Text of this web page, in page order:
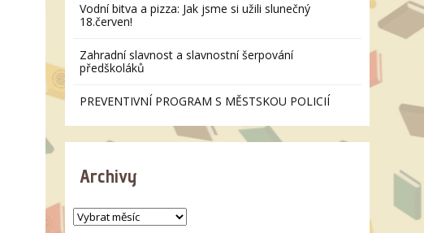
Vodní bitva a pizza: Jak jsme si užili slunečný
18.červen!
Zahradní slavnost a slavnostní šerpování
předškoláků
PREVENTIVNÍ PROGRAM S MĚSTSKOU POLICIÍ
Archivy